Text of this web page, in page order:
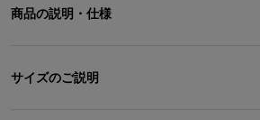
商品の説明・仕様
『アイドルマスター プラチナスターズ』より
サイズのご説明